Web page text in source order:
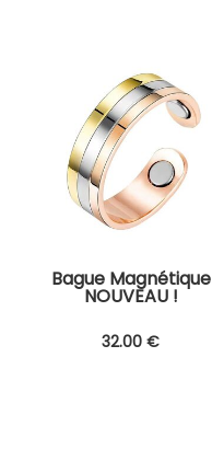
Bague Magnétique
NOUVEAU !
32.00 €